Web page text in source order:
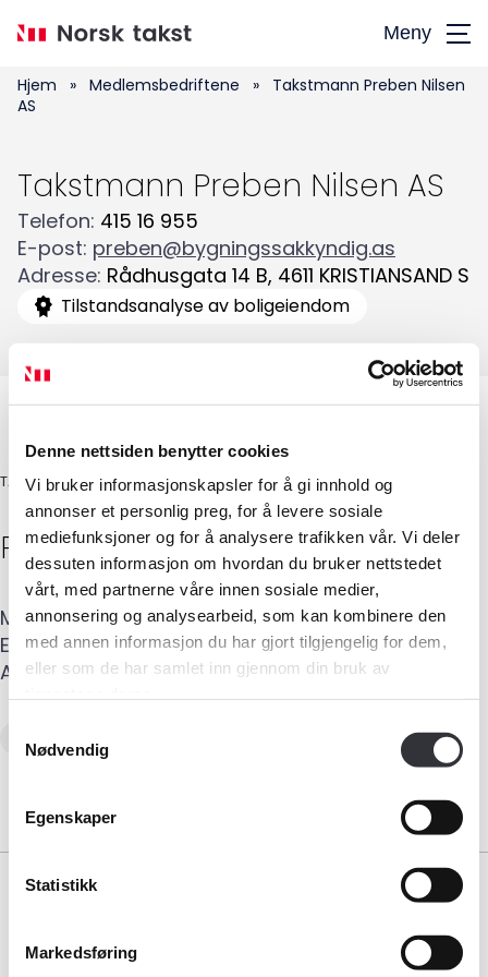
Denne nettsiden benytter cookies
Vi bruker informasjonskapsler for å gi innhold og
annonser et personlig preg, for å levere sosiale
mediefunksjoner og for å analysere trafikken vår. Vi deler
dessuten informasjon om hvordan du bruker nettstedet
vårt, med partnerne våre innen sosiale medier,
annonsering og analysearbeid, som kan kombinere den
med annen informasjon du har gjort tilgjengelig for dem,
eller som de har samlet inn gjennom din bruk av
Nødvendig
Egenskaper
Statistikk
Markedsføring
hovedinnhold
Meny
Søk
etter:
Medlemskap
Kurs og konferanser
Om Norsk takst
Bli medlem
Hjem » Medlemsbedriftene »
Takstmann Preben Nilsen
AS
Takstmann Preben Nilsen AS
Telefon: 415 16 955
E-post: preben@bygningssakkyndig.as
Adresse: Rådhusgata 14 B, 4611 KRISTIANSAND S
Tilstandsanalyse av boligeiendom
TAKSTINGENIØR
Preben Nilsen
Mobil: 415 16 955
E-post: preben@bygningssakkyndig.as
Adresse: Rådhusgata 14 B, 4611 KRISTIANSAND S
Tilstandsanalyse av boligeiendom
Bransjeorganisasjonen for landets takstforetak.